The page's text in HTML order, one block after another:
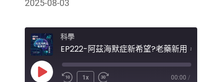
2025-08-03
科學
Play
1x 00:00 /